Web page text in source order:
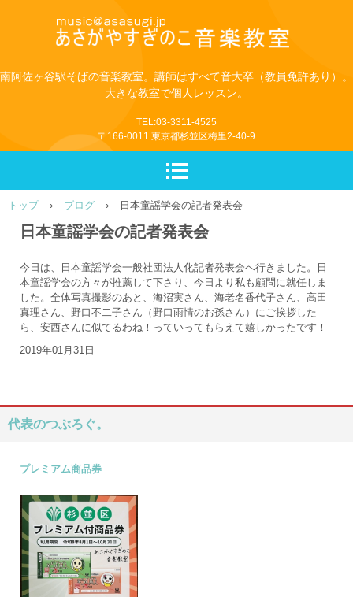
南阿佐ヶ谷駅そばの音楽教室。講師はすべて音大卒（教員免許あり）。
大きな教室で個人レッスン。
TEL:03-3311-4525
〒166-0011 東京都杉並区梅里2-40-9
トップ › ブログ › 日本童謡学会の記者発表会
日本童謡学会の記者発表会
今日は、日本童謡学会一般社団法人化記者発表会へ行きました。日
本童謡学会の方々が推薦して下さり、今日より私も顧問に就任しま
した。全体写真撮影のあと、海沼実さん、海老名香代子さん、高田
真理さん、野口不二子さん（野口雨情のお孫さん）にご挨拶した
ら、安西さんに似てるわね！っていってもらえて嬉しかったです！
2019年01月31日
代表のつぶろぐ。
プレミアム商品券